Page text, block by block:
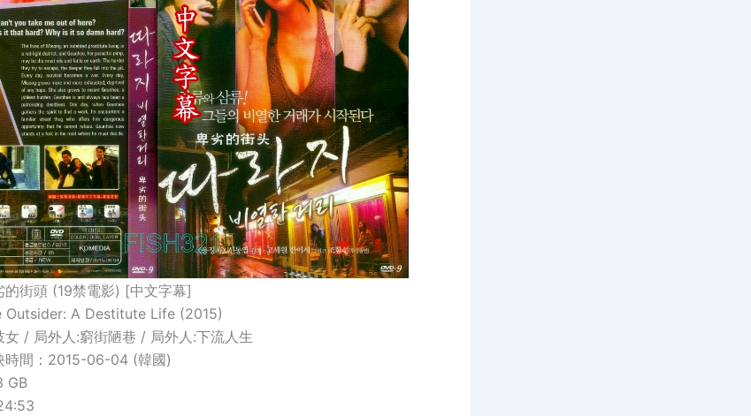
的街頭 (19禁電影) [中文字幕]
Outsider: A Destitute Life (2015)
女 / 局外人:窮街陋巷 / 局外人:下流人生
時間：2015-06-04 (韓國)
GB